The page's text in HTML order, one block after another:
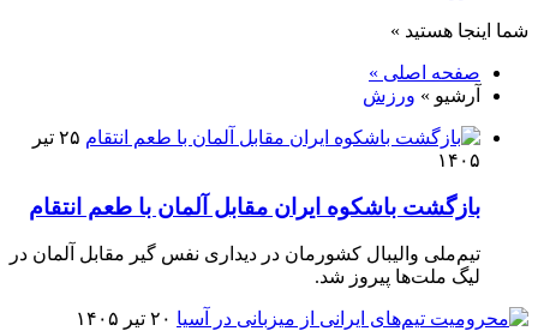
شما اینجا هستید »
صفحه اصلی »
آرشیو » ورزش
۲۵ تیر
۱۴۰۵
بازگشت باشکوه ایران مقابل آلمان با طعم انتقام
تیم‌ملی والیبال کشورمان در دیداری نفس گیر مقابل آلمان در
لیگ ملت‌ها پیروز شد.
۲۰ تیر ۱۴۰۵